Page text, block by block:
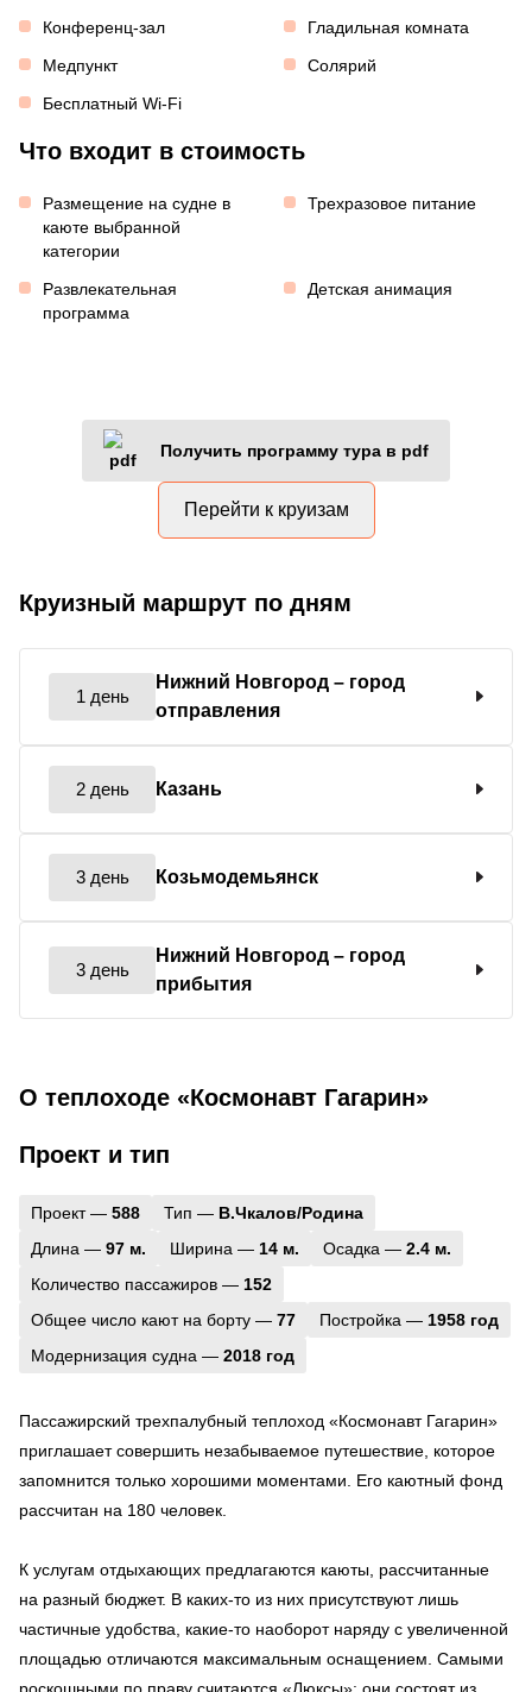
Конференц-зал
Гладильная комната
Медпункт
Солярий
Бесплатный Wi-Fi
Что входит в стоимость
Размещение на судне в
каюте выбранной
категории
Трехразовое питание
Развлекательная
программа
Детская анимация
Получить программу тура в pdf
Перейти к круизам
Круизный маршрут по дням
1 день
Нижний Новгород – город
отправления
2 день Казань
3 день Козьмодемьянск
3 день
Нижний Новгород – город
прибытия
О теплоходе «Космонавт Гагарин»
Проект и тип
Проект — 588 Тип — В.Чкалов/Родина
Длина — 97 м. Ширина — 14 м. Осадка — 2.4 м.
Количество пассажиров — 152
Общее число кают на борту — 77 Постройка — 1958 год
Модернизация судна — 2018 год
Пассажирский трехпалубный теплоход «Космонавт Гагарин»
приглашает совершить незабываемое путешествие, которое
запомнится только хорошими моментами. Его каютный фонд
рассчитан на 180 человек.
К услугам отдыхающих предлагаются каюты, рассчитанные
на разный бюджет. В каких-то из них присутствуют лишь
частичные удобства, какие-то наоборот наряду с увеличенной
площадью отличаются максимальным оснащением. Самыми
роскошными по праву считаются «Люксы»: они состоят из